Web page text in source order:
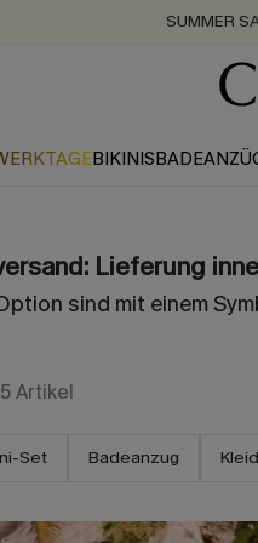
SUMMER
ZUM
BIKINIS
Lieferung
sind mit einem
Artikel
Set Badeanzug Kleid